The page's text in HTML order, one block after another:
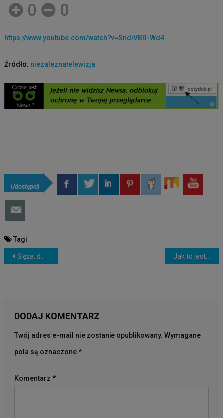
0 0
https://www.youtube.com/watch?v=SndiVBR-Wd4
Źródło: niezaleznatelewizja
Udostępnij
Tagi
NAWIGACJA
WPISU
Ślęża, święta góra Słowian# 2 – Swaróg, kamienne rzeźby i kult religjny Jak to jest zrobione: The Walking Dead
DODAJ KOMENTARZ
Twój adres e-mail nie zostanie opublikowany. Wymagane
pola są oznaczone*
Komentarz *